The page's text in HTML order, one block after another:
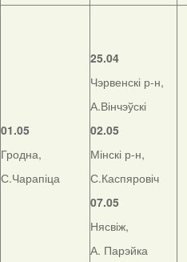
01.05
Гродна,
С.Чарапіца
25.04
Чэрвенскі р-н,
А.Вінчэўскі
02.05
Мінскі р-н,
С.Каспяровіч
07.05
Нясвіж,
А. Парэйка